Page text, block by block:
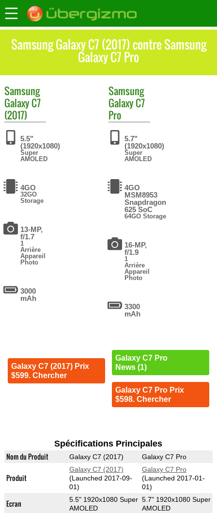
Samsung Galaxy C7 (2017) contre Samsung
Galaxy C7 Pro
Samsung
Galaxy C7
(2017)
5.5"
(1920x1080)
Super
AMOLED
4GO
32GO
Storage
13-MP,
f/1.7
1
Arrière
Appareil
Photo
3000
mAh
Galaxy C7 (2017) Prix
$599. Chercher
Samsung
Galaxy C7
Pro
5.7"
(1920x1080)
Super
AMOLED
4GO
MSM8953
Snapdragon
625 SoC
64GO Storage
16-MP,
f/1.9
1
Arrière
Appareil
Photo
3300
mAh
Galaxy C7 Pro
News (1)
Galaxy C7 Pro Prix
$598. Chercher
Spécifications Principales
Nom du Produit Galaxy C7 (2017) Galaxy C7 Pro
Produit
Galaxy C7 (2017)
(Launched 2017-09-
01)
Galaxy C7 Pro
(Launched 2017-01-
01)
Ecran
5.5" 1920x1080 Super
AMOLED
5.7" 1920x1080 Super
AMOLED